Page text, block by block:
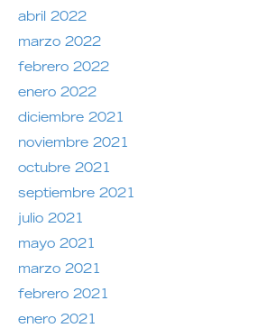
abril 2022
marzo 2022
febrero 2022
enero 2022
diciembre 2021
noviembre 2021
octubre 2021
septiembre 2021
julio 2021
mayo 2021
marzo 2021
febrero 2021
enero 2021